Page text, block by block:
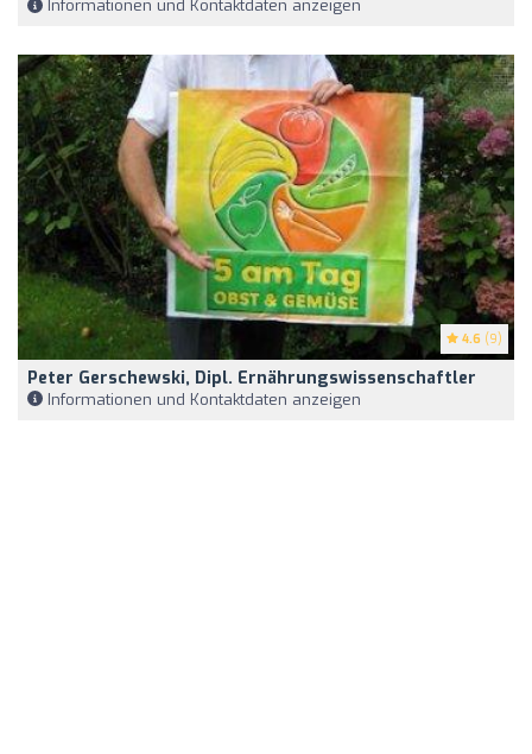
Informationen und Kontaktdaten anzeigen
4.6 (9)
Peter Gerschewski, Dipl. Ernährungswissenschaftler
Informationen und Kontaktdaten anzeigen